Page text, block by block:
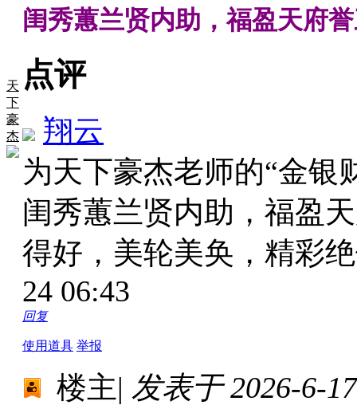
天
下
豪
杰
闺秀蕙兰贤内助，福盈天府
点评
翔云
为天下豪杰老师的“金银
闺秀蕙兰贤内助，福盈
得好，美轮美奂，精彩
24 06:43
回复
使用道具 举报
楼主| 发表于 2026-6-